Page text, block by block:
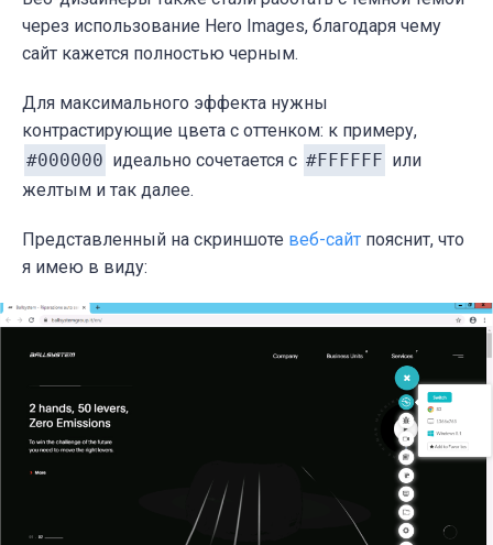
через использование Hero Images, благодаря чему
сайт кажется полностью черным.
Для максимального эффекта нужны
контрастирующие цвета с оттенком: к примеру,
#000000 идеально сочетается с #FFFFFF или
желтым и так далее.
Представленный на скриншоте веб-сайт пояснит, что
я имею в виду: